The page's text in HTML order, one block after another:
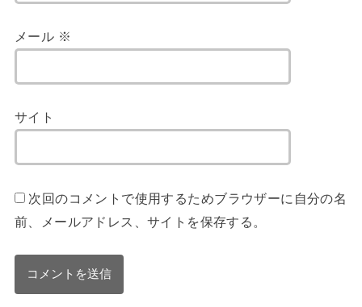
メール ※
サイト
次回のコメントで使用するためブラウザーに自分の名
前、メールアドレス、サイトを保存する。